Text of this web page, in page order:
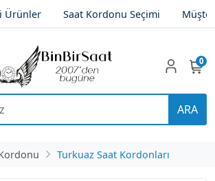
Ürünler Saat Kordonu Seçimi
ARA
0
Turkuaz Saat Kordonları